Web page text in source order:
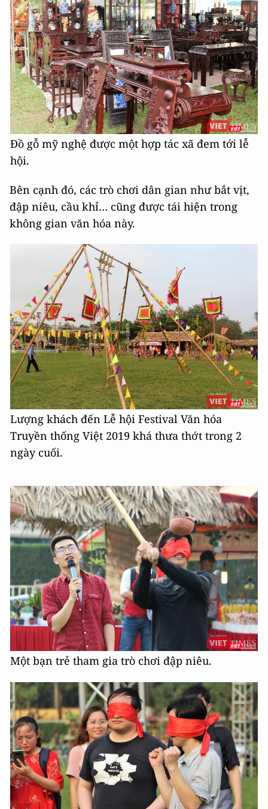
Đồ gỗ mỹ nghệ được một hợp tác xã đem tới lễ
hội.
Bên cạnh đó, các trò chơi dân gian như bắt vịt,
đập niêu, cầu khỉ… cũng được tái hiện trong
không gian văn hóa này.
Lượng khách đến Lễ hội Festival Văn hóa
Truyền thống Việt 2019 khá thưa thớt trong 2
ngày cuối.
Một bạn trẻ tham gia trò chơi đập niêu.